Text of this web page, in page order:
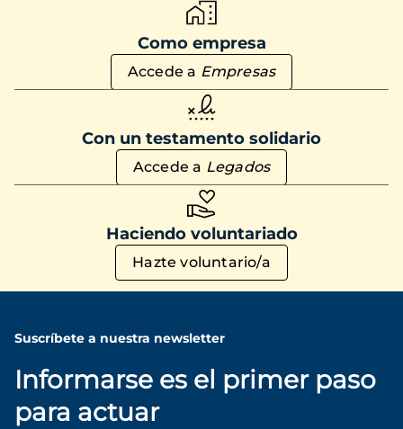
Como empresa
Accede a Empresas
Con un testamento solidario
Accede a Legados
Haciendo voluntariado
Hazte voluntario/a
Suscríbete a nuestra newsletter
Informarse es el primer paso
para actuar